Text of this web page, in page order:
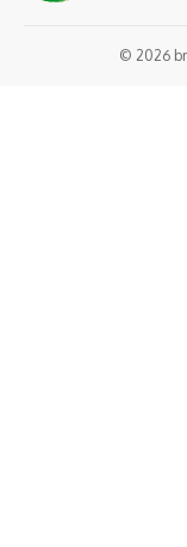
© 2026